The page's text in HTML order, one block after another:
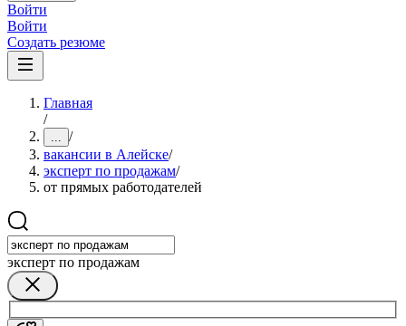
Войти
Войти
Создать резюме
Главная
/
... /
вакансии в Алейске/
эксперт по продажам/
от прямых работодателей
эксперт по продажам